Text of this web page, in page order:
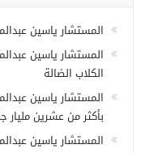
المستشار ياسين
المستشار ياسين
الكلاب الضالة
المستشار ياسين
بأكثر من عشرين مليار
المستشار ياسين